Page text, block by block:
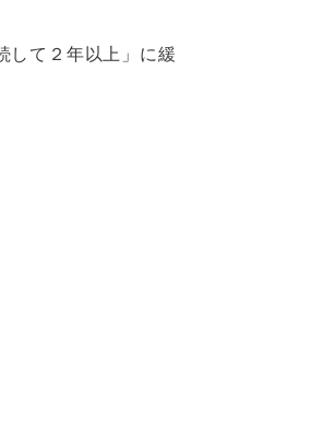
して２年以上」に緩